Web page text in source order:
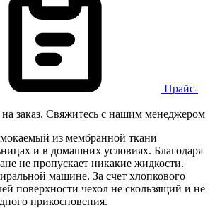
Прайс-
заказ. Свяжитесь с нашим менеджером
из мембранной ткани
и в домашних условиях. Благодаря
не пропускает никакие жидкости.
машине. За счет хлопкового
поверхности чехол не скользящий и не
прикосновения.